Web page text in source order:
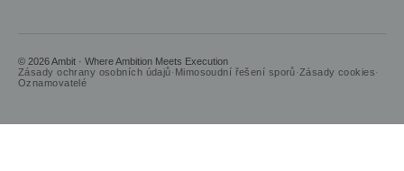
© 2026 Ambit · Where Ambition Meets Execution
Zásady ochrany osobních údajů· Mimosoudní řešení sporů· Zásady cookies·
Oznamovatelé